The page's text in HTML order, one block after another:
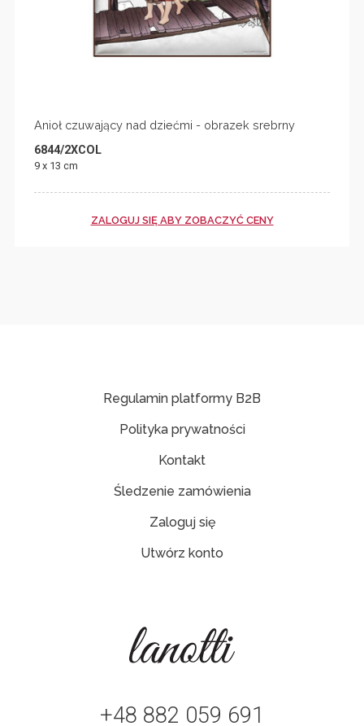
Anioł czuwający nad dziećmi - obrazek srebrny
6844/2XCOL
9 x 13 cm
ZALOGUJ SIĘ ABY ZOBACZYĆ CENY
Regulamin platformy B2B
Polityka prywatności
Kontakt
Śledzenie zamówienia
Zaloguj się
Utwórz konto
+48 882 059 691